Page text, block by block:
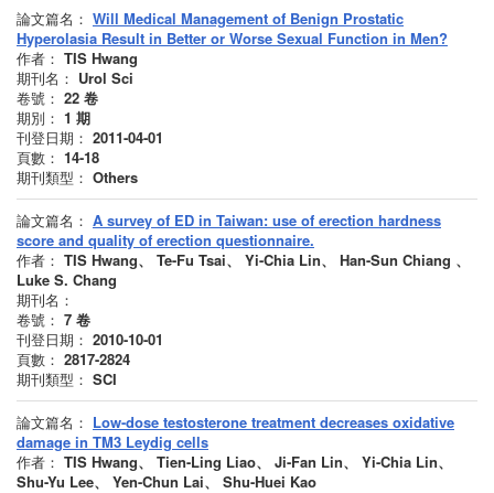
論文篇名： Will Medical Management of Benign Prostatic
Hyperolasia Result in Better or Worse Sexual Function in Men?
作者： TIS Hwang
期刊名： Urol Sci
卷號： 22 卷
期別： 1 期
刊登日期： 2011-04-01
頁數： 14-18
期刊類型： Others
論文篇名： A survey of ED in Taiwan: use of erection hardness
score and quality of erection questionnaire.
作者： TIS Hwang、 Te-Fu Tsai、 Yi-Chia Lin、 Han-Sun Chiang 、
Luke S. Chang
期刊名：
卷號： 7 卷
刊登日期： 2010-10-01
頁數： 2817-2824
期刊類型： SCI
論文篇名： Low-dose testosterone treatment decreases oxidative
damage in TM3 Leydig cells
作者： TIS Hwang、 Tien-Ling Liao、 Ji-Fan Lin、 Yi-Chia Lin、
Shu-Yu Lee、 Yen-Chun Lai、 Shu-Huei Kao